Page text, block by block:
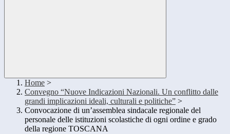
Home >
Convegno “Nuove Indicazioni Nazionali. Un conflitto dalle
grandi implicazioni ideali, culturali e politiche” >
Convocazione di un’assemblea sindacale regionale del
personale delle istituzioni scolastiche di ogni ordine e grado
della regione TOSCANA